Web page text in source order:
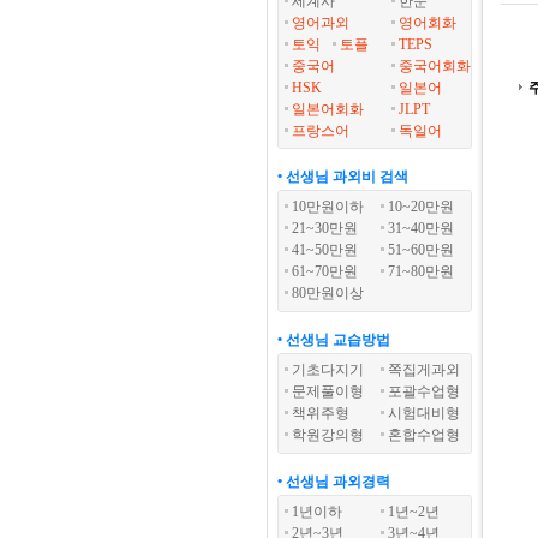
영어과외
영어회화
토익
토플
TEPS
중국어
중국어회화
HSK
일본어
일본어회화
JLPT
프랑스어
독일어
• 선생님 과외비 검색
10만원이하
10~20만원
21~30만원
31~40만원
41~50만원
51~60만원
61~70만원
71~80만원
80만원이상
• 선생님 교습방법
기초다지기
쪽집게과외
문제풀이형
포괄수업형
책위주형
시험대비형
학원강의형
혼합수업형
• 선생님 과외경력
1년이하
1년~2년
2년~3년
3년~4년